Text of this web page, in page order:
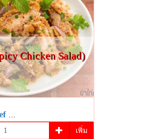
Chicken Salad)
...
เพิ่ม